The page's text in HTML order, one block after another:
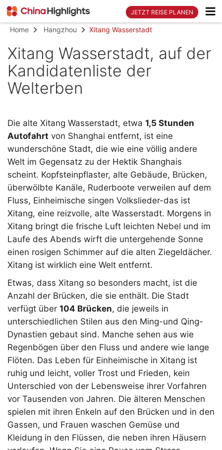
JETZT REISE PLANEN
Home Hangzhou Xitang Wasserstadt
Xitang Wasserstadt, auf der
Kandidatenliste der
Welterben
Die alte Xitang Wasserstadt, etwa 1,5 Stunden
Autofahrt von Shanghai entfernt, ist eine
wunderschöne Stadt, die wie eine völlig andere
Welt im Gegensatz zu der Hektik Shanghais
scheint. Kopfsteinpflaster, alte Gebäude, Brücken,
überwölbte Kanäle, Ruderboote verweilen auf dem
Fluss, Einheimische singen Volkslieder-das ist
Xitang, eine reizvolle, alte Wasserstadt. Morgens in
Xitang bringt die frische Luft leichten Nebel und im
Laufe des Abends wirft die untergehende Sonne
einen rosigen Schimmer auf die alten Ziegeldächer.
Xitang ist wirklich eine Welt entfernt.
Etwas, dass Xitang so besonders macht, ist die
Anzahl der Brücken, die sie enthält. Die Stadt
verfügt über 104 Brücken, die jeweils in
unterschiedlichen Stilen aus den Ming-und Qing-
Dynastien gebaut sind. Manche sehen aus wie
Regenbögen über den Fluss und andere wie lange
Flöten. Das Leben für Einheimische in Xitang ist
ruhig und leicht, voller Trost und Frieden, kein
Unterschied von der Lebensweise ihrer Vorfahren
vor Tausenden von Jahren. Die älteren Menschen
spielen mit ihren Enkeln auf den Brücken und in den
Gassen, und Frauen waschen Gemüse und
Kleidung in den Flüssen, die neben ihren Häusern